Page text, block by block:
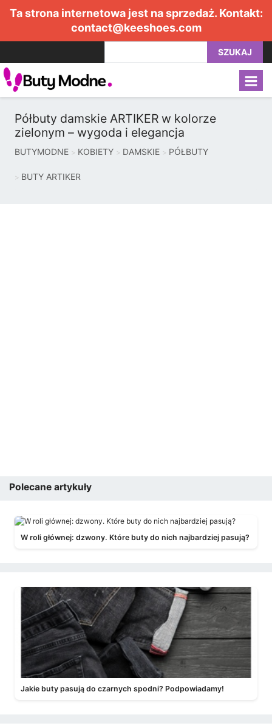
Ta strona internetowa jest na sprzedaż. Kontakt:
contact@keeshoes.com
SZUKAJ
Półbuty damskie ARTIKER w kolorze
zielonym – wygoda i elegancja
BUTYMODNE KOBIETY DAMSKIE PÓŁBUTY
BUTY ARTIKER
Polecane artykuły
W roli głównej: dzwony. Które buty do nich najbardziej pasują?
Jakie buty pasują do czarnych spodni? Podpowiadamy!